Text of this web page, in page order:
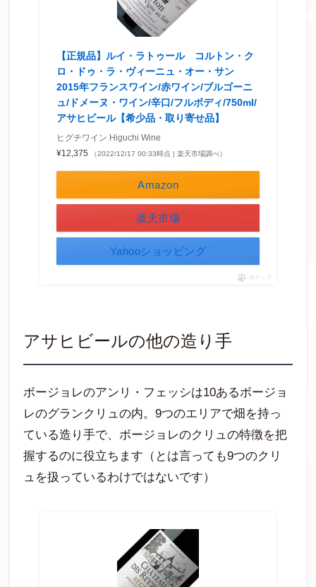
【正規品】ルイ・ラトゥール コルトン・ク
ロ・ドゥ・ラ・ヴィーニュ・オー・サン
2015年フランスワイン/赤ワイン/ブルゴーニ
ュ/ドメーヌ・ワイン/辛口/フルボディ/750ml/
アサヒビール【希少品・取り寄せ品】
ヒグチワイン Higuchi Wine
¥12,375
（2022/12/17 00:33時点 | 楽天市場調べ）
Amazon
楽天市場
Yahooショッピング
ポチップ
アサヒビールの他の造り手
ボージョレのアンリ・フェッシは10あるボージョ
レのグランクリュの内。9つのエリアで畑を持っ
ている造り手で、ボージョレのクリュの特徴を把
握するのに役立ちます（とは言っても9つのクリ
ュを扱っているわけではないです）